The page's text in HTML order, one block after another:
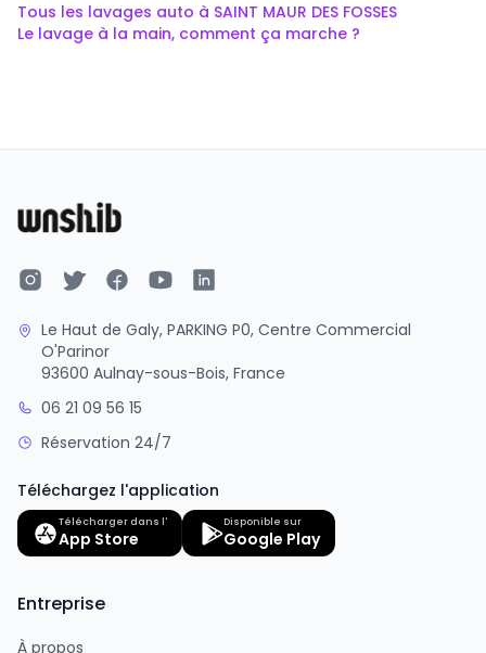
Tous les lavages auto à SAINT MAUR DES FOSSES
Le lavage à la main, comment ça marche ?
Le Haut de Galy, PARKING P0, Centre Commercial
O'Parinor
93600 Aulnay-sous-Bois, France
06 21 09 56 15
Réservation 24/7
Téléchargez l'application
Télécharger dans l'
App Store
Disponible sur
Google Play
Entreprise
À propos